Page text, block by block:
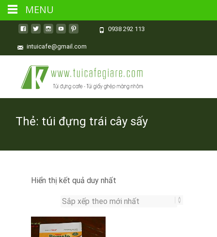
0938 292 113
intuicafe@gmail.com
Thẻ: túi đựng trái cây sấy
Hiển thị kết quả duy nhất
MENU